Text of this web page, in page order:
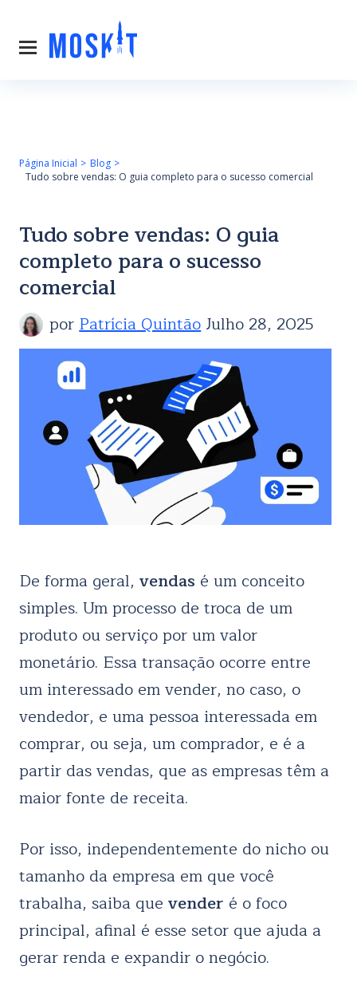
Página Inicial
Blog
Tudo sobre vendas: O guia completo para o sucesso comercial
Tudo sobre vendas: O guia
completo para o sucesso
comercial
porPatrícia Quintão Julho 28, 2025
De forma geral,vendas é um conceito
simples. Um processo de troca de um
produto ou serviço por um valor
monetário. Essa transação ocorre entre
um interessado em vender, no caso, o
vendedor, e uma pessoa interessada em
comprar, ou seja, um comprador, e é a
partir das vendas, que as empresas têm a
maior fonte de receita.
Por isso, independentemente do nicho ou
tamanho da empresa em que você
trabalha, saiba quevender é o foco
principal, afinal é esse setor que ajuda a
gerar renda e expandir o negócio.